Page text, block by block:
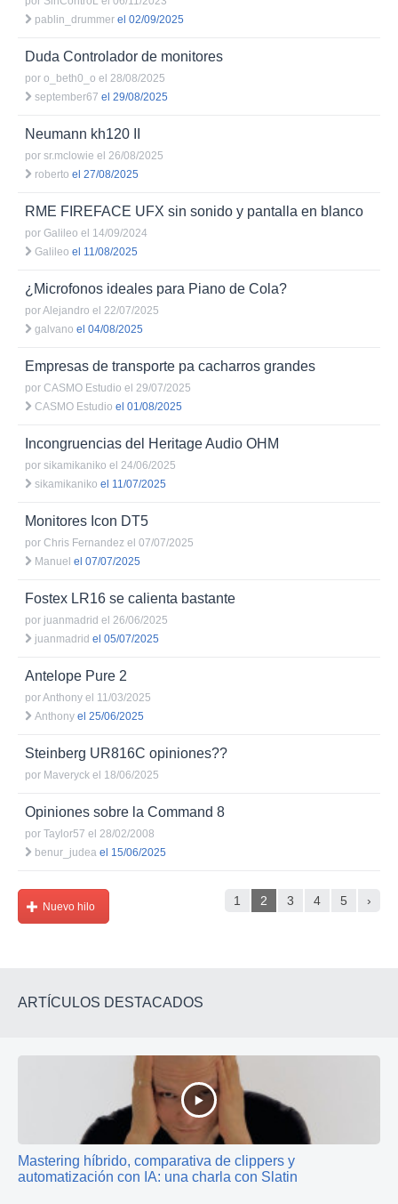
pablin_drummer el 02/09/2025
Duda Controlador de monitores
por o_beth0_o el 28/08/2025
september67 el 29/08/2025
Neumann kh120 II
por sr.mclowie el 26/08/2025
roberto el 27/08/2025
RME FIREFACE UFX sin sonido y pantalla en blanco
por Galileo el 14/09/2024
Galileo el 11/08/2025
¿Microfonos ideales para Piano de Cola?
porAlejandro el 22/07/2025
galvano el 04/08/2025
Empresas de transporte pa cacharros grandes
por CASMO Estudio el 29/07/2025
CASMO Estudio el 01/08/2025
Incongruencias del Heritage Audio OHM
por sikamikaniko el 24/06/2025
sikamikaniko el 11/07/2025
Monitores Icon DT5
por Chris Fernandez el 07/07/2025
Manuel el 07/07/2025
Fostex LR16 se calienta bastante
por juanmadrid el 26/06/2025
juanmadrid el 05/07/2025
Antelope Pure 2
porAnthony el 11/03/2025
Anthony el 25/06/2025
Steinberg UR816C opiniones??
por Maveryck el 18/06/2025
Opiniones sobre la Command 8
por Taylor57 el 28/02/2008
benur_judea el 15/06/2025
1 2 3 4 5 ›
Nuevo hilo
ARTÍCULOS DESTACADOS
Mastering híbrido, comparativa de clippers y
automatización con IA: una charla con Slatin